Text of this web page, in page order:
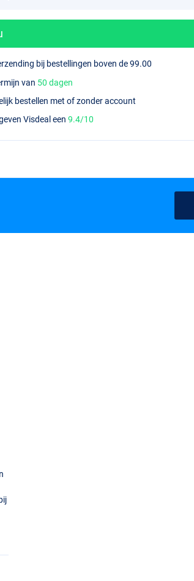
bij bestellingen boven de 99.00
van 50 dagen
bestellen met of zonder account
Visdeal een9.4/10